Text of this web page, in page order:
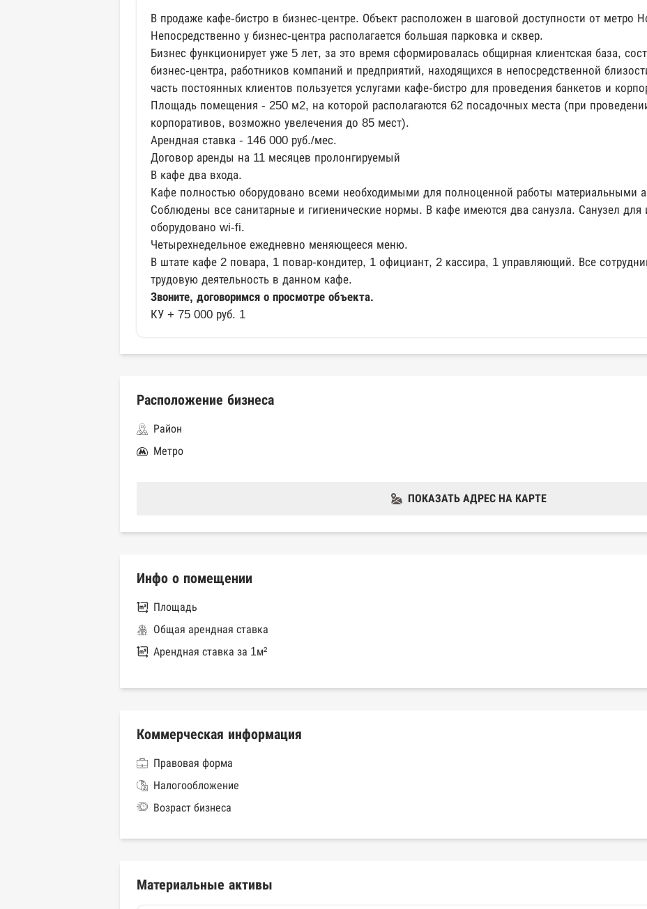
В продаже кафе-бистро в бизнес-центре. Объект расположен в шаговой доступности от метро
Непосредственно у бизнес-центра располагается большая парковка и сквер.
Бизнес функционирует уже 5 лет, за это время сформировалась общирная клиентская база,
бизнес-центра, работников компаний и предприятий, находящихся в непосредственной
часть постоянных клиентов пользуется услугами кафе-бистро для проведения банкетов и
Площадь помещения - 250 м2, на которой располагаются 62 посадочных места (при
корпоративов, возможно увелечения до 85 мест).
Арендная ставка - 146 000 руб./мес.
Договор аренды на 11 месяцев пролонгируемый
В кафе два входа.
Кафе полностью оборудовано всеми необходимыми для полноценной работы материальными
Соблюдены все санитарные и гигиенические нормы. В кафе имеются два санузла. Санузел
оборудовано wi-fi.
Четырехнедельное ежедневно меняющееся меню.
В штате кафе 2 повара, 1 повар-кондитер, 1 официант, 2 кассира, 1 управляющий. Все
трудовую деятельность в данном кафе.
Звоните, договоримся о просмотре объекта.
КУ + 75 000 руб. 1
Расположение бизнеса
Район
Метро
ПОКАЗАТЬ АДРЕС НА КАРТЕ
Инфо о помещении
Площадь
Общая арендная ставка
Арендная ставка за 1м²
Коммерческая информация
Правовая форма
Налогообложение
Возраст бизнеса
Материальные активы